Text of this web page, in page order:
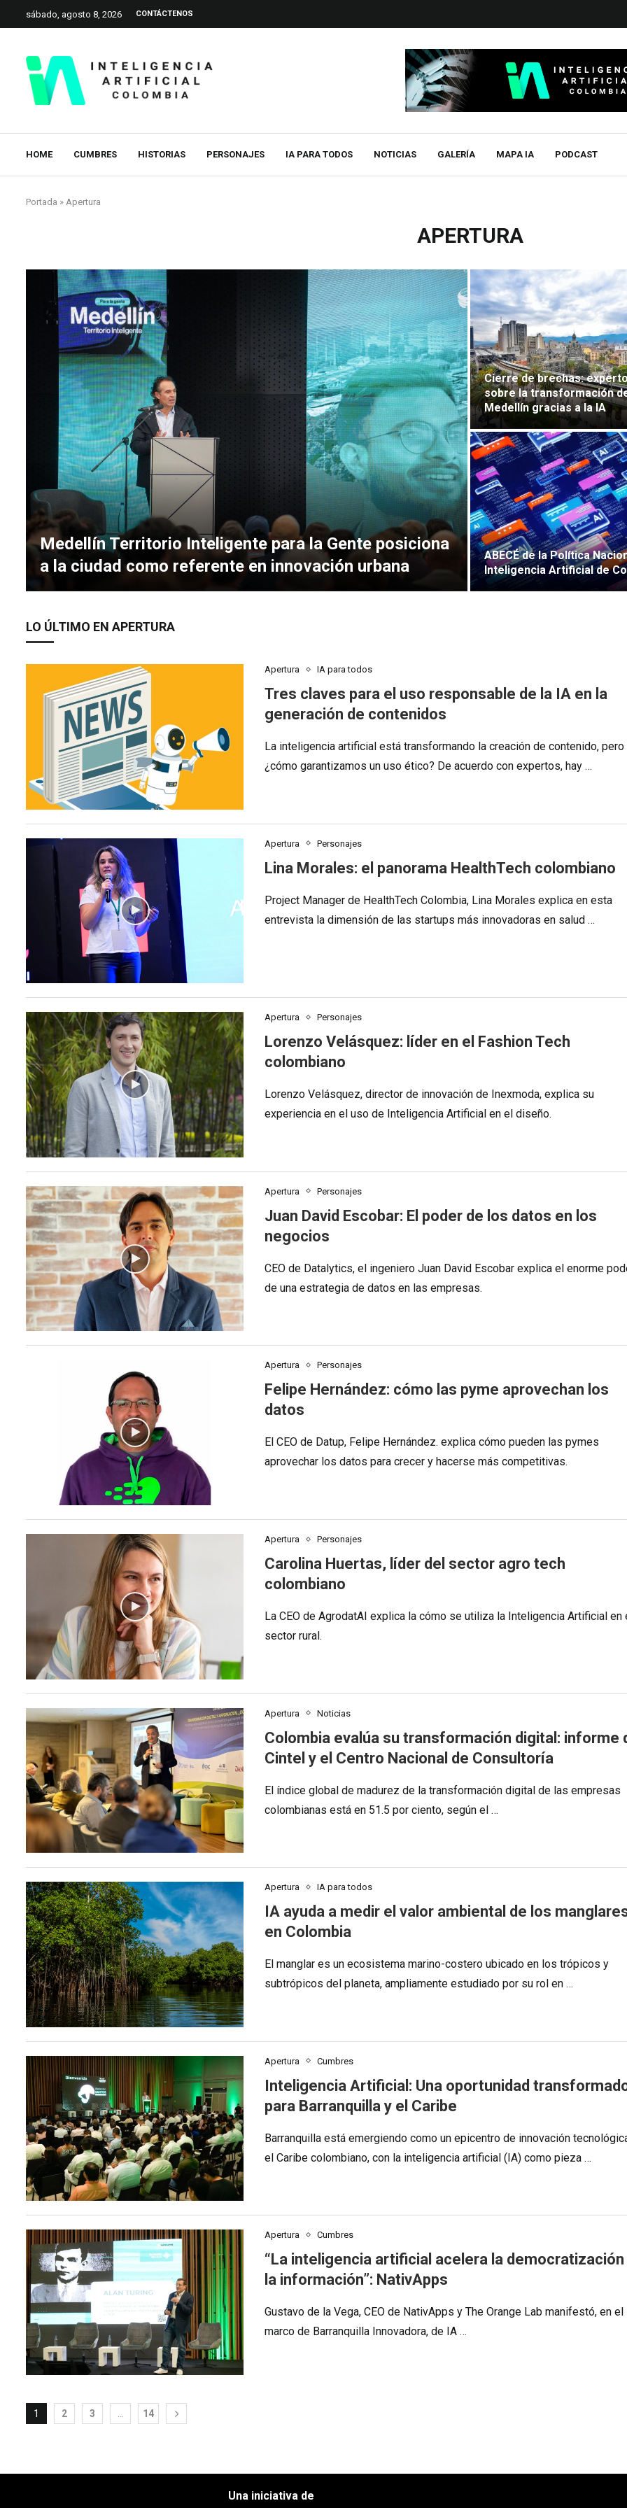
sábado, agosto 8, 2026 CONTÁCTENOS
HOME CUMBRES HISTORIAS PERSONAJES IA PARA TODOS NOTICIAS GALERÍA MAPA IA PODCAST
Portada » Apertura
APERTURA
Medellín Territorio Inteligente para la Gente posiciona
a la ciudad como referente en innovación urbana
Cierre de brechas:
sobre la transformación
Medellín gracias a la IA
ABECÉ de la Política
Inteligencia Artificial de
LO ÚLTIMO EN APERTURA
Apertura IA para todos
Tres claves para el uso responsable de la IA en la
generación de contenidos
La inteligencia artificial está transformando la creación de contenido, pero
¿cómo garantizamos un uso ético? De acuerdo con expertos, hay …
Apertura Personajes
Lina Morales: el panorama HealthTech colombiano
Project Manager de HealthTech Colombia, Lina Morales explica en esta
entrevista la dimensión de las startups más innovadoras en salud …
Apertura Personajes
Lorenzo Velásquez: líder en el Fashion Tech
colombiano
Lorenzo Velásquez, director de innovación de Inexmoda, explica su
experiencia en el uso de Inteligencia Artificial en el diseño.
Apertura Personajes
Juan David Escobar: El poder de los datos en los
negocios
CEO de Datalytics, el ingeniero Juan David Escobar explica el enorme
de una estrategia de datos en las empresas.
Apertura Personajes
Felipe Hernández: cómo las pyme aprovechan los
datos
El CEO de Datup, Felipe Hernández. explica cómo pueden las pymes
aprovechar los datos para crecer y hacerse más competitivas.
Apertura Personajes
Carolina Huertas, líder del sector agro tech
colombiano
La CEO de AgrodatAI explica la cómo se utiliza la Inteligencia Artificial en
sector rural.
Apertura Noticias
Colombia evalúa su transformación digital: informe
Cintel y el Centro Nacional de Consultoría
El índice global de madurez de la transformación digital de las empresas
colombianas está en 51.5 por ciento, según el …
Apertura IA para todos
IA ayuda a medir el valor ambiental de los
en Colombia
El manglar es un ecosistema marino-costero ubicado en los trópicos y
subtrópicos del planeta, ampliamente estudiado por su rol en …
Apertura Cumbres
Inteligencia Artificial: Una oportunidad
para Barranquilla y el Caribe
Barranquilla está emergiendo como un epicentro de innovación
el Caribe colombiano, con la inteligencia artificial (IA) como pieza …
Apertura Cumbres
“La inteligencia artificial acelera la democratización
la información”: NativApps
Gustavo de la Vega, CEO de NativApps y The Orange Lab manifestó, en el
marco de Barranquilla Innovadora, de IA …
1 2 3 14
Una iniciativa de